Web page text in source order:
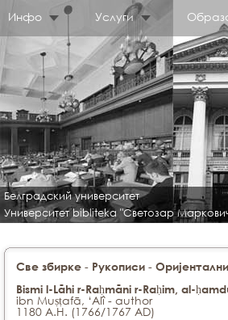
Инфо Услуги
Белградский университет
Университет bibliteka "Светозар
Све збирке - Рукописи -
Bismi l-Lāhi r-Raḥmāni r-Raḥim, al-
ibn Muṣṭafā, ‘Alî - author
1180 A.H. (1766/1767 AD)